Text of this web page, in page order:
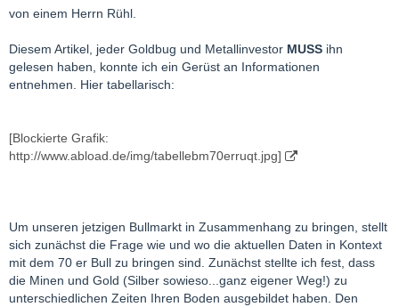
von einem Herrn Rühl.
Diesem Artikel, jeder Goldbug und Metallinvestor MUSS ihn
gelesen haben, konnte ich ein Gerüst an Informationen
entnehmen. Hier tabellarisch:
[Blockierte Grafik:
http://www.abload.de/img/tabellebm70erruqt.jpg]
Um unseren jetzigen Bullmarkt in Zusammenhang zu bringen, stellt
sich zunächst die Frage wie und wo die aktuellen Daten in Kontext
mit dem 70 er Bull zu bringen sind. Zunächst stellte ich fest, dass
die Minen und Gold (Silber sowieso...ganz eigener Weg!) zu
unterschiedlichen Zeiten Ihren Boden ausgebildet haben. Den